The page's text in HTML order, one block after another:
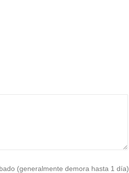
(generalmente demora hasta 1 día).